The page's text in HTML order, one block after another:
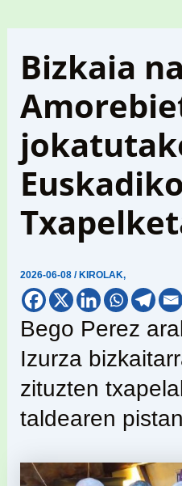
Bizkaia
2026-06-08/ KIROLAK,
Bego Perez
Izurza
zituzten
taldearen pistan